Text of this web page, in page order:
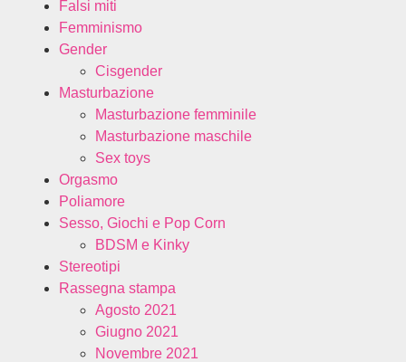
Falsi miti
Femminismo
Gender
Cisgender
Masturbazione
Masturbazione femminile
Masturbazione maschile
Sex toys
Orgasmo
Poliamore
Sesso, Giochi e Pop Corn
BDSM e Kinky
Stereotipi
Rassegna stampa
Agosto 2021
Giugno 2021
Novembre 2021